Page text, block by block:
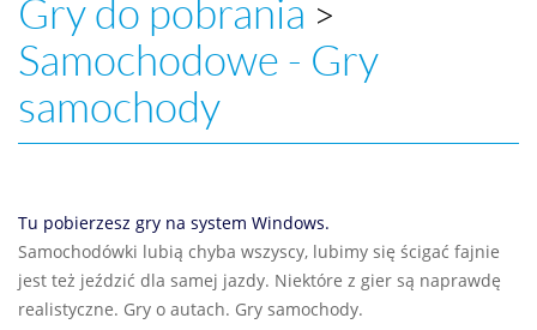
Gry do pobrania >
Samochodowe - Gry
samochody
Tu pobierzesz gry na system Windows.
Samochodówki lubią chyba wszyscy, lubimy się ścigać fajnie
jest też jeździć dla samej jazdy. Niektóre z gier są naprawdę
realistyczne. Gry o autach. Gry samochody.